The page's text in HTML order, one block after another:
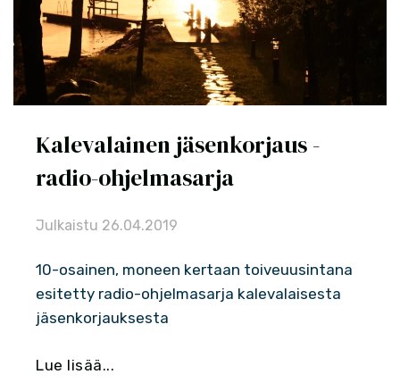
Kalevalainen jäsenkorjaus -
radio-ohjelmasarja
Julkaistu 26.04.2019
10-osainen, moneen kertaan toiveuusintana
esitetty radio-ohjelmasarja kalevalaisesta
jäsenkorjauksesta
Lue lisää...